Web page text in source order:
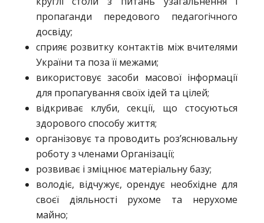
пропаганди передового педагогічного
досвіду;
сприяє розвитку контактів між вчителями
України та поза її межами;
використовує засоби масової інформації
для пропагування своїх ідей та цілей;
відкриває клуби, секції, що стосуються
здорового способу життя;
організовує та проводить роз’яснювальну
роботу з членами Організації;
розвиває і зміцнює матеріальну базу;
володіє, відчужує, орендує необхідне для
своєї діяльності рухоме та нерухоме
майно;